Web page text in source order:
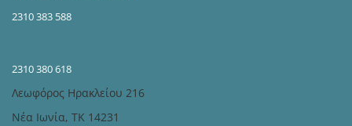
2310 383 588
2310 380 618
Λεωφόρος Ηρακλείου 216
Νέα Ιωνία, ΤΚ 14231